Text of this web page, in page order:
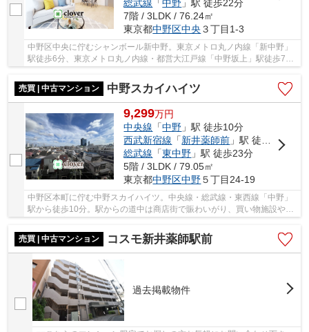
総武線 「中野 」駅 徒歩22分
7階 / 3LDK / 76.24㎡
東京都中野区中央 ３丁目1-3
中野区中央に佇むシャンボール新中野。東京メトロ丸ノ内線「新中野」
駅徒歩6分、東京メトロ丸ノ内線・都営大江戸線「中野坂上」駅徒歩7
売買 | 中古マンション
中野スカイハイツ
9,299万円
中央線 「中野 」駅 徒歩10分
西武新宿線 「新井薬師前 」駅 徒歩14分
総武線 「東中野 」駅 徒歩23分
5階 / 3LDK / 79.05㎡
東京都中野区中野５丁目24-19
中野区本町に佇む中野スカイハイツ。中央線・総武線・東西線「中野」
駅から徒歩10分。駅からの道中は商店街で賑わいがり、買い物施設や飲
売買 | 中古マンション
コスモ新井薬師駅前
過去掲載物件